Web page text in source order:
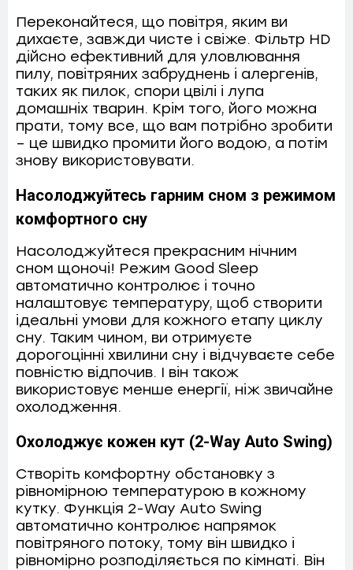
Переконайтеся, що повітря, яким ви
дихаєте, завжди чисте і свіже. Фільтр HD
дійсно ефективний для уловлювання
пилу, повітряних забруднень і алергенів,
таких як пилок, спори цвілі і лупа
домашніх тварин. Крім того, його можна
прати, тому все, що вам потрібно зробити
– це швидко промити його водою, а потім
знову використовувати.
Насолоджуйтесь гарним сном з режимом
комфортного сну
Насолоджуйтеся прекрасним нічним
сном щоночі! Режим Good Sleep
автоматично контролює і точно
налаштовує температуру, щоб створити
ідеальні умови для кожного етапу циклу
сну. Таким чином, ви отримуєте
дорогоцінні хвилини сну і відчуваєте себе
повністю відпочив. І він також
використовує менше енергії, ніж звичайне
охолодження.
Охолоджує кожен кут (2-Way Auto Swing)
Створіть комфортну обстановку з
рівномірною температурою в кожному
кутку. Функція 2-Way Auto Swing
автоматично контролює напрямок
повітряного потоку, тому він швидко і
рівномірно розподіляється по кімнаті. Він